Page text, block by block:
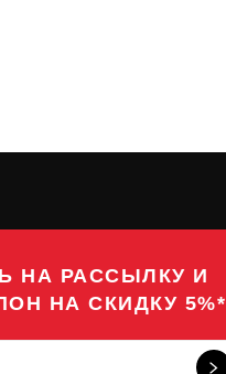
НА РАССЫЛКУ И
НА СКИДКУ 5%*